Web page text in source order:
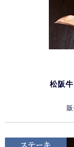
松阪